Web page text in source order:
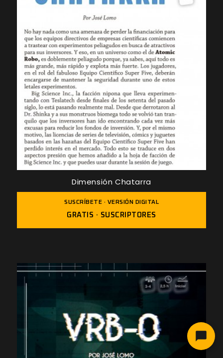
Dimensión Chatarra
SUSCRÍBETE · VERSIÓN DIGITAL
GRATIS · SUSCRIPTORES